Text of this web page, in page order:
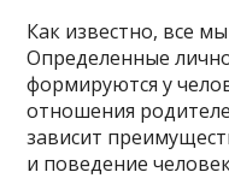
Как известно, все
Определенные
формируются у
отношения
зависит
и поведение